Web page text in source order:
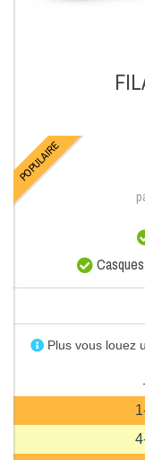
POPULAIRE
Plus vous louez